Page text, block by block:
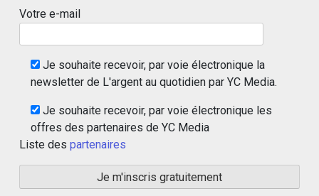
Votre e-mail
Je souhaite recevoir, par voie électronique la
newsletter de L'argent au quotidien par YC Media.
Je souhaite recevoir, par voie électronique les
offres des partenaires de YC Media
Liste des partenaires